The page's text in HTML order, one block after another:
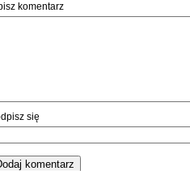
komentarz
się